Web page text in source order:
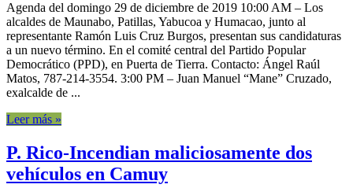
Agenda del domingo 29 de diciembre de 2019 10:00 AM – Los
alcaldes de Maunabo, Patillas, Yabucoa y Humacao, junto al
representante Ramón Luis Cruz Burgos, presentan sus candidaturas
a un nuevo término. En el comité central del Partido Popular
Democrático (PPD), en Puerta de Tierra. Contacto: Ángel Raúl
Matos, 787-214-3554. 3:00 PM – Juan Manuel “Mane” Cruzado,
exalcalde de ...
Leer más »
P. Rico-Incendian maliciosamente dos
vehículos en Camuy